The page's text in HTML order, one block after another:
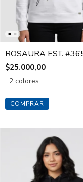
ROSAURA EST.
$25.000,00
2 colores
COMPRAR